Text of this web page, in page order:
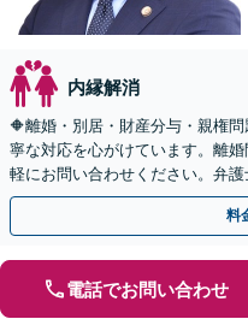
内縁解消
🔶離婚・別居・財産分与・親権
寧な対応を心がけています。離
軽にお問い合わせください。弁
トいたします。◤完全予約制・
料
電話でお問い合わせ